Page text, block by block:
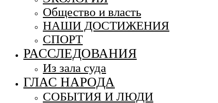
Общество и власть
НАШИ ДОСТИЖЕНИЯ
СПОРТ
РАССЛЕДОВАНИЯ
Из зала суда
ГЛАС НАРОДА
СОБЫТИЯ И ЛЮДИ